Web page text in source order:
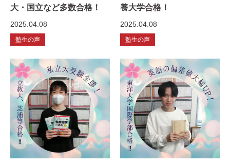
大・国立など多数合格！
2025.04.08
塾生の声
養大学合格！
2025.04.08
塾生の声